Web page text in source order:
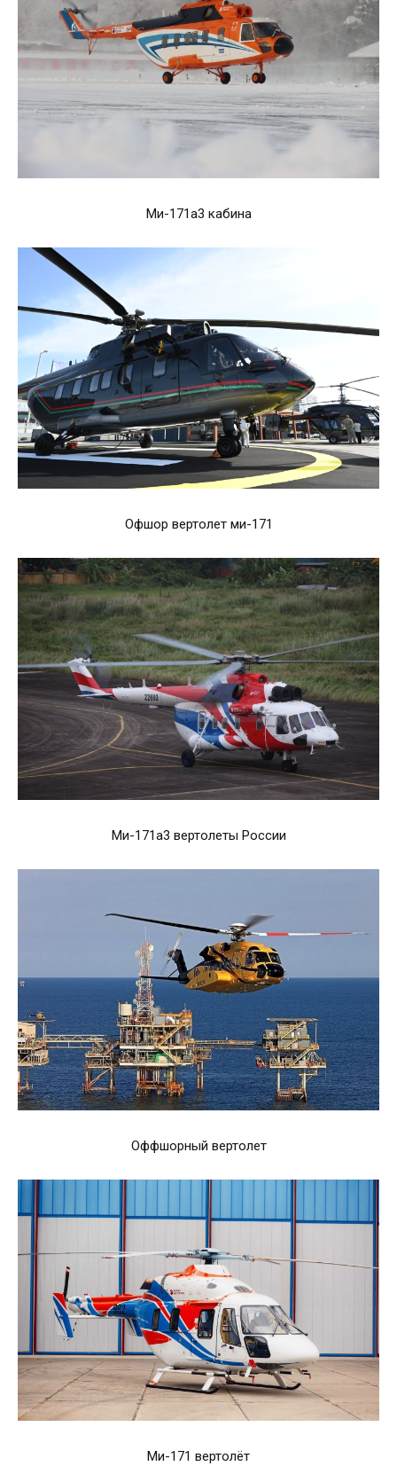
Ми-171а3 кабина
Офшор вертолет ми-171
Ми-171а3 вертолеты России
Оффшорный вертолет
Ми-171 вертолёт